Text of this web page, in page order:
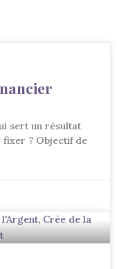
sert un résultat
fixer ? Objectif de